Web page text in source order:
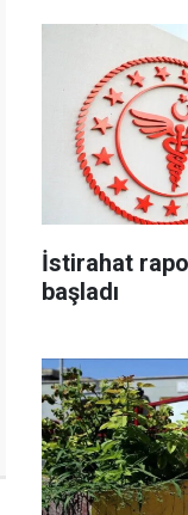
İstirahat
başladı